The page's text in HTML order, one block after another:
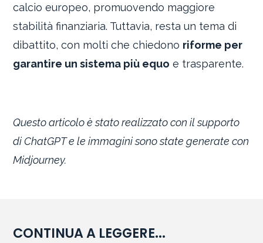
calcio europeo, promuovendo maggiore
stabilità finanziaria. Tuttavia, resta un tema di
dibattito, con molti che chiedono riforme per
garantire un sistema più equo e trasparente.
Questo articolo è stato realizzato con il supporto
di ChatGPT e le immagini sono state generate con
Midjourney.
CONTINUA A LEGGERE...